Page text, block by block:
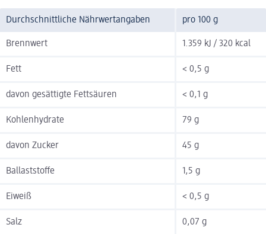
Durchschnittliche Nährwertangaben pro 100 g
Brennwert 1.359 kJ / 320 kcal
Fett < 0,5 g
davon gesättigte Fettsäuren < 0,1 g
Kohlenhydrate 79 g
davon Zucker 45 g
Ballaststoffe 1,5 g
Eiweiß < 0,5 g
Salz 0,07 g